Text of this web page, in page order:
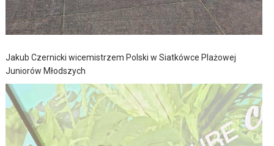
Jakub Czernicki wicemistrzem Polski w Siatkówce Plażowej
Juniorów Młodszych